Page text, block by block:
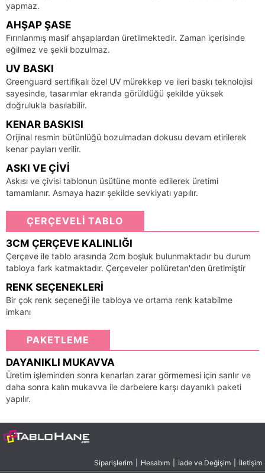
yapmaz.
AHŞAP ŞASE
Fırınlanmış masif ahşaplardan üretilmektedir. Zaman içerisinde
eğilmez ve şekli bozulmaz.
UV BASKI
Greenguard sertifikalı özel UV mürekkep ve ileri baskı teknolojisi
sayesinde, tasarımlar ekranda görüldüğü şekilde yüksek
doğrulukla basılabilir.
KENAR BASKISI
Orijinal resmin bütünlüğü bozulmadan dokusu devam etirilerek
kenar payları verilir.
ASKI VE ÇIVI
Askısı ve çivisi tablonun üsütüne monte edilerek üretimi
tamamlanır. Asmaya hazır şekilde sevkiyatı yapılır.
ÇERÇEVELİ TABLO
3CM ÇERÇEVE KALINLIĞI
Çerçeve ile tablo arasında 2cm boşluk bulunmaktadır bu durum
tabloya fark katmaktadır. Çerçeveler poliüretan'den üretlmiştir
RENK SEÇENEKLERI
Bir çok renk seçeneği ile tabloya ve ortama renk katabilme
imkanı
PAKETLEME
DAYANIKLI MUKAVVA
Üretim işleminden sonra kenarları zarar görmemesi için sarılır ve
daha sonra kalın mukavva ile darbelere karşı dayanıklı paketi
yapılır.
Siparişlerim Hesabım İade ve Değişim İletişim